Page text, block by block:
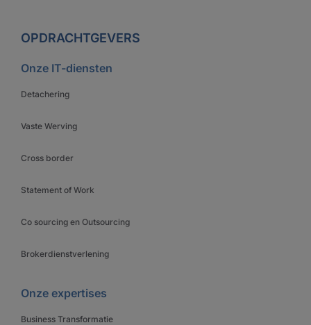
OPDRACHTGEVERS
Onze IT-diensten
Detachering
Vaste Werving
Cross border
Statement of Work
Co sourcing en Outsourcing
Brokerdienstverlening
Onze expertises
Business Transformatie